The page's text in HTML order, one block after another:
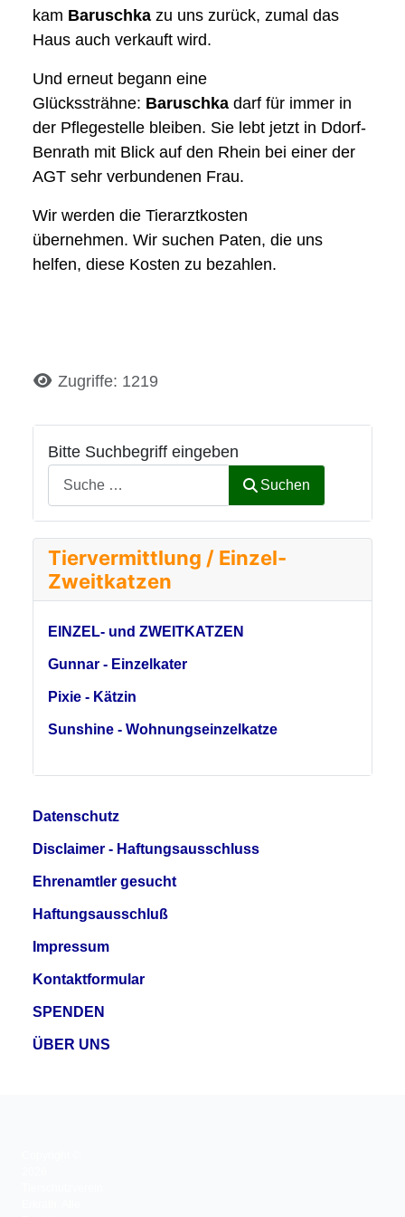
Bitte Suchbegriff eingeben
Suchen
Tiervermittlung / Einzel-
Zweitkatzen
EINZEL- und ZWEITKATZEN
Gunnar - Einzelkater
Pixie - Kätzin
Sunshine - Wohnungseinzelkatze
kam Baruschka zu uns zurück, zumal das
Haus auch verkauft wird.
Und erneut begann eine
Glückssträhne: Baruschka darf für immer in
der Pflegestelle bleiben. Sie lebt jetzt in Ddorf-
Benrath mit Blick auf den Rhein bei einer der
AGT sehr verbundenen Frau.
Wir werden die Tierarztkosten
übernehmen. Wir suchen Paten, die uns
helfen, diese Kosten zu bezahlen.
DetailsZugriffe: 1219
Datenschutz
Disclaimer - Haftungsausschluss
Ehrenamtler gesucht
Haftungsausschluß
Impressum
Kontaktformular
SPENDEN
ÜBER UNS